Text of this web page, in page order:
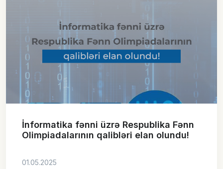
İnformatika fənni üzrə Respublika Fənn
Olimpiadalarının qalibləri elan olundu!
01.05.2025